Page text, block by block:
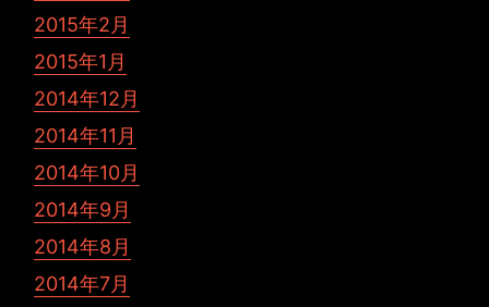
2015年2月
2015年1月
2014年12月
2014年11月
2014年10月
2014年9月
2014年8月
2014年7月